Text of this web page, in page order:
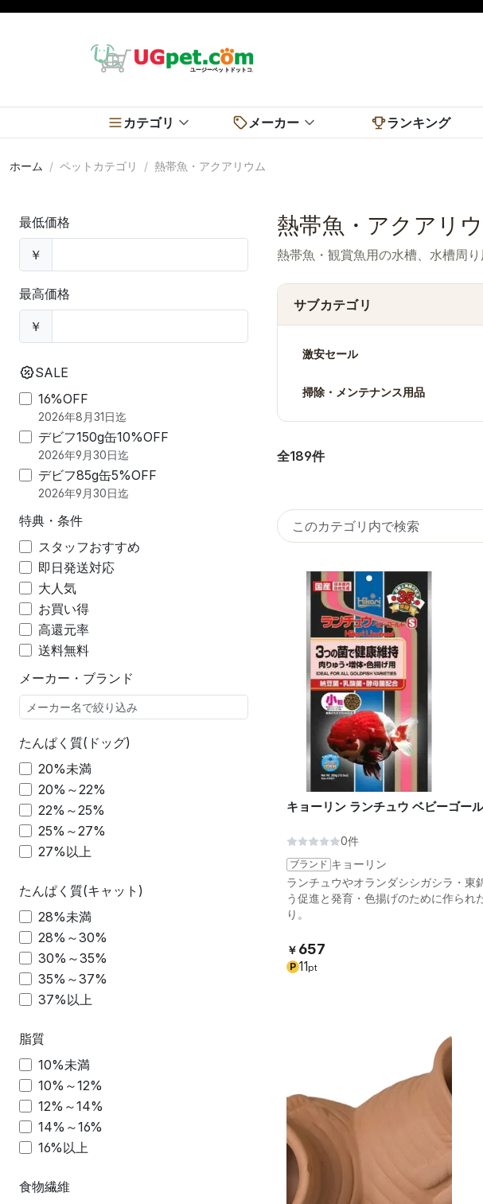
カテゴリ メーカー ランキング
ホーム ペットカテゴリ 熱帯魚・アクアリウム
最低価格
￥
最高価格
￥
SALE
16%OFF
2026年8月31日迄
デビフ150g缶10%OFF
2026年9月30日迄
デビフ85g缶5%OFF
2026年9月30日迄
特典・条件
スタッフおすすめ
即日発送対応
大人気
お買い得
高還元率
送料無料
メーカー・ブランド
たんぱく質(ドッグ)
20%未満
20%～22%
22%～25%
25%～27%
27%以上
たんぱく質(キャット)
28%未満
28%～30%
30%～35%
35%～37%
37%以上
脂質
10%未満
10%～12%
12%～14%
14%～16%
16%以上
食物繊維
熱帯魚・アクアリ
熱帯魚・観賞魚用の水槽、水槽周
サブカテゴリ
激安セール
掃除・メンテナンス用品
全189件
キョーリン ランチュウ ベビーゴー
0件
ブランド キョーリン
ランチュウやオランダシシガシラ・東
う促進と発育・色揚げのために作られ
り。
￥ 657
P 11 pt